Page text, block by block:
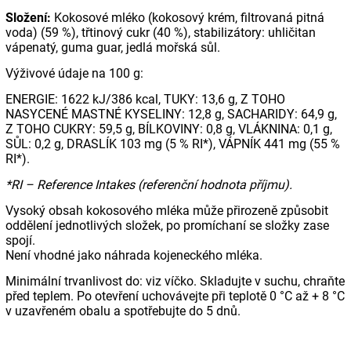
Složení: Kokosové mléko (kokosový krém, filtrovaná pitná
voda) (59 %), třtinový cukr (40 %), stabilizátory: uhličitan
vápenatý, guma guar, jedlá mořská sůl.
Výživové údaje na 100 g:
ENERGIE: 1622 kJ/386 kcal, TUKY: 13,6 g, Z TOHO
NASYCENÉ MASTNÉ KYSELINY: 12,8 g, SACHARIDY: 64,9 g,
Z TOHO CUKRY: 59,5 g, BÍLKOVINY: 0,8 g, VLÁKNINA: 0,1 g,
SŮL: 0,2 g, DRASLÍK 103 mg (5 % RI*), VÁPNÍK 441 mg (55 %
RI*).
*RI – Reference Intakes (referenční hodnota příjmu).
Vysoký obsah kokosového mléka může přirozeně způsobit
oddělení jednotlivých složek, po promíchaní se složky zase
spojí.
Není vhodné jako náhrada kojeneckého mléka.
Minimální trvanlivost do: viz víčko. Skladujte v suchu, chraňte
před teplem. Po otevření uchovávejte při teplotě 0 °C až + 8 °C
v uzavřeném obalu a spotřebujte do 5 dnů.